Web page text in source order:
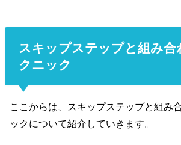
スキップステップと組み合
クニック
ここからは、スキップステップと組み
ックについて紹介していきます。